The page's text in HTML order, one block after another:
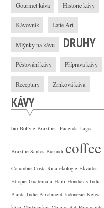
Gourmet káva Historie kávy
Kávovník Latte Art
Mlýnky na kávu
Pěstování kávy Příprava kávy
Receptury Zrnková káva
DRUHY
KÁVY
bio Bolívie Brazílie - Facenda Lagoa
Brazílie Santos Burundi coffee
Columbie Costa Rica ekologie Ekvádor
Etiopie Guatemala Haiti Honduras India
Planta Indie Parchment Indonesie Kenya